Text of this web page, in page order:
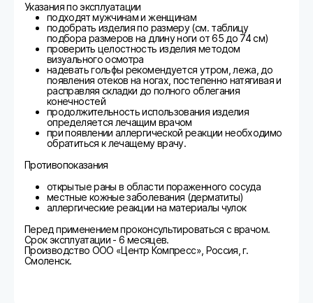
Указания по эксплуатации
подходят мужчинам и женщинам
подобрать изделия по размеру (см. таблицу
подбора размеров на длину ноги от 65 до 74 см)
проверить целостность изделия методом
визуального осмотра
надевать гольфы рекомендуется утром, лежа, до
появления отеков на ногах, постепенно натягивая и
расправляя складки до полного облегания
конечностей
продолжительность использования изделия
определяется лечащим врачом
при появлении аллергической реакции необходимо
обратиться к лечащему врачу.
Противопоказания
открытые раны в области пораженного сосуда
местные кожные заболевания (дерматиты)
аллергические реакции на материалы чулок
Перед применением проконсультироваться с врачом.
Срок эксплуатации - 6 месяцев.
Производство ООО «Центр Компресс», Россия, г.
Смоленск.